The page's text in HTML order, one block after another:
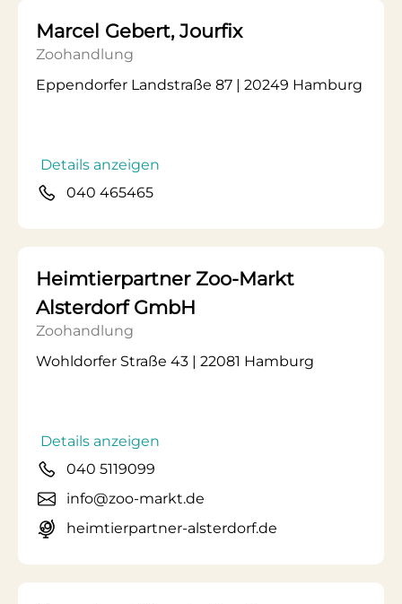
Marcel Gebert, Jourfix
Zoohandlung
Eppendorfer Landstraße 87 | 20249 Hamburg
Details anzeigen
040 465465
Heimtierpartner Zoo-Markt
Alsterdorf GmbH
Zoohandlung
Wohldorfer Straße 43 | 22081 Hamburg
Details anzeigen
040 5119099
info@zoo-markt.de
heimtierpartner-alsterdorf.de